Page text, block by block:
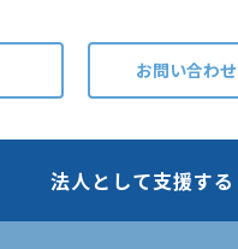
お問い合わせ
法人として支援する